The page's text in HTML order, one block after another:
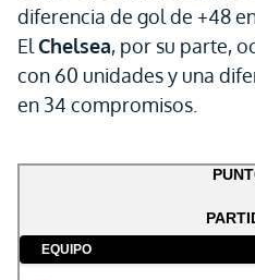
diferencia de gol de +48
El Chelsea, por su parte,
con 60 unidades y una
en 34 compromisos.